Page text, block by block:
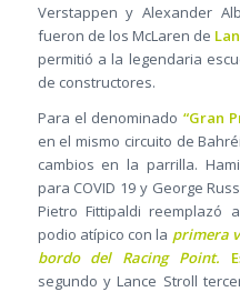
Verstappen y Alexander
fueron de los McLaren de
permitió a la legendaria
de constructores.
Para el denominado “Gran
en el mismo circuito de
cambios en la parrilla.
para COVID 19 y George
Pietro Fittipaldi reemplazó
podio atípico con la primera
bordo del Racing Point.
segundo y Lance Stroll